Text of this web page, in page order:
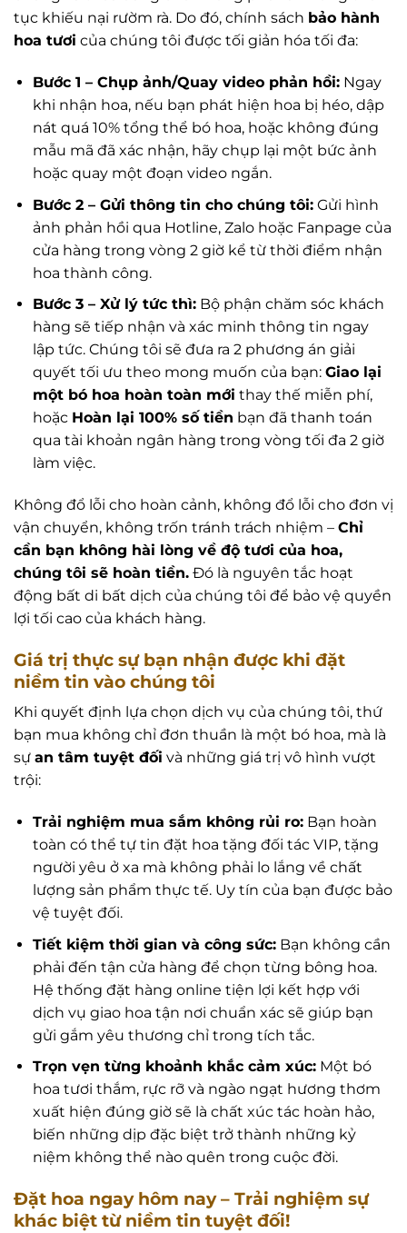
tục khiếu nại rườm rà. Do đó, chính sách bảo hành
hoa tươi của chúng tôi được tối giản hóa tối đa:
Bước 1 – Chụp ảnh/Quay video phản hồi:Ngay
khi nhận hoa, nếu bạn phát hiện hoa bị héo, dập
nát quá 10% tổng thể bó hoa, hoặc không đúng
mẫu mã đã xác nhận, hãy chụp lại một bức ảnh
hoặc quay một đoạn video ngắn.
Bước 2 – Gửi thông tin cho chúng tôi:Gửi hình
ảnh phản hồi qua Hotline, Zalo hoặc Fanpage của
cửa hàng trong vòng 2 giờ kể từ thời điểm nhận
hoa thành công.
Bước 3 – Xử lý tức thì:Bộ phận chăm sóc khách
hàng sẽ tiếp nhận và xác minh thông tin ngay
lập tức. Chúng tôi sẽ đưa ra 2 phương án giải
quyết tối ưu theo mong muốn của bạn: Giao lại
một bó hoa hoàn toàn mới thay thế miễn phí,
hoặc Hoàn lại 100% số tiền bạn đã thanh toán
qua tài khoản ngân hàng trong vòng tối đa 2 giờ
làm việc.
Không đổ lỗi cho hoàn cảnh, không đổ lỗi cho đơn vị
vận chuyển, không trốn tránh trách nhiệm – Chỉ
cần bạn không hài lòng về độ tươi của hoa,
chúng tôi sẽ hoàn tiền. Đó là nguyên tắc hoạt
động bất di bất dịch của chúng tôi để bảo vệ quyền
lợi tối cao của khách hàng.
Giá trị thực sự bạn nhận được khi đặt
niềm tin vào chúng tôi
Khi quyết định lựa chọn dịch vụ của chúng tôi, thứ
bạn mua không chỉ đơn thuần là một bó hoa, mà là
sự an tâm tuyệt đối và những giá trị vô hình vượt
trội:
Trải nghiệm mua sắm không rủi ro:Bạn hoàn
toàn có thể tự tin đặt hoa tặng đối tác VIP, tặng
người yêu ở xa mà không phải lo lắng về chất
lượng sản phẩm thực tế. Uy tín của bạn được bảo
vệ tuyệt đối.
Tiết kiệm thời gian và công sức:Bạn không cần
phải đến tận cửa hàng để chọn từng bông hoa.
Hệ thống đặt hàng online tiện lợi kết hợp với
dịch vụ giao hoa tận nơi chuẩn xác sẽ giúp bạn
gửi gắm yêu thương chỉ trong tích tắc.
Trọn vẹn từng khoảnh khắc cảm xúc:Một bó
hoa tươi thắm, rực rỡ và ngào ngạt hương thơm
xuất hiện đúng giờ sẽ là chất xúc tác hoàn hảo,
biến những dịp đặc biệt trở thành những kỷ
niệm không thể nào quên trong cuộc đời.
Đặt hoa ngay hôm nay – Trải nghiệm sự
khác biệt từ niềm tin tuyệt đối!